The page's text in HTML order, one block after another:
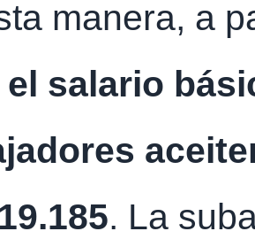
manera, a
el salario
. La